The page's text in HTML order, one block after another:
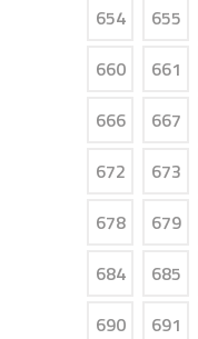
654
655
660
661
666
667
672
673
678
679
684
685
690
691